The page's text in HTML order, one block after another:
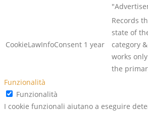
CookieLawInfoConsent 1 year
Records
state of
category
works
the
Funzionalità
Funzionalità
I cookie funzionali aiutano a eseguire